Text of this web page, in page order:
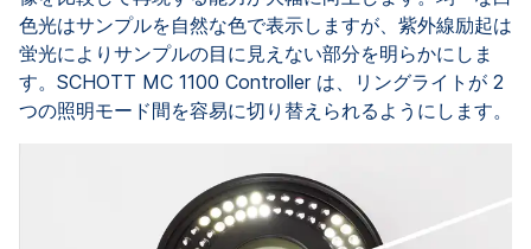
色光はサンプルを自然な色で表示しますが、紫外線励起は
蛍光によりサンプルの目に見えない部分を明らかにしま
す。SCHOTT MC 1100 Controller は、リングライトが 2
つの照明モード間を容易に切り替えられるようにします。